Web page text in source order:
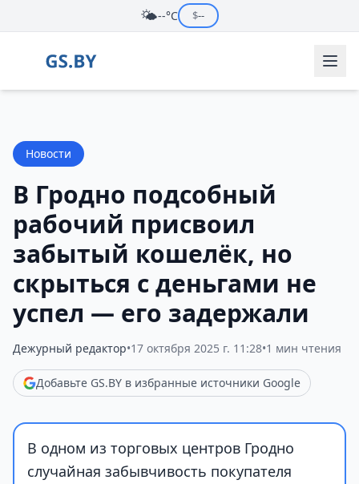
🌤️--°C $--
Новости
В Гродно подсобный
рабочий присвоил
забытый кошелёк, но
скрыться с деньгами не
успел — его задержали
Дежурный редактор•17 октября 2025 г. 11:28•1 мин чтения
Добавьте GS.BY в избранные источники Google
В одном из торговых центров Гродно
случайная забывчивость покупателя